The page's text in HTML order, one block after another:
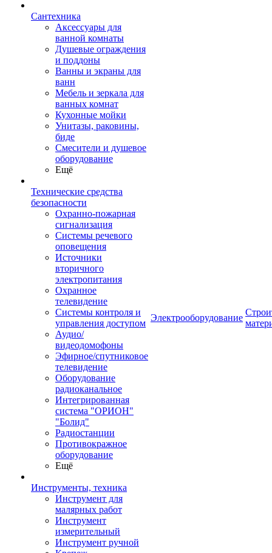
Сантехника
Аксессуары для
ванной комнаты
Душевые ограждения
и поддоны
Ванны и экраны для
ванн
Мебель и зеркала для
ванных комнат
Кухонные мойки
Унитазы, раковины,
биде
Смесители и душевое
оборудование
Ещё
Технические средства
безопасности
Охранно-пожарная
сигнализация
Системы речевого
оповещения
Источники
вторичного
электропитания
Охранное
телевидение
Системы контроля и
управления доступом
Аудио/
видеодомофоны
Эфирное/спутниковое
телевидение
Оборудование
радиоканальное
Интегрированная
система "ОРИОН"
"Болид"
Радиостанции
Противокражное
оборудование
Ещё
Инструменты, техника
Инструмент для
малярных работ
Инструмент
измерительный
Инструмент ручной
Электрооборудование